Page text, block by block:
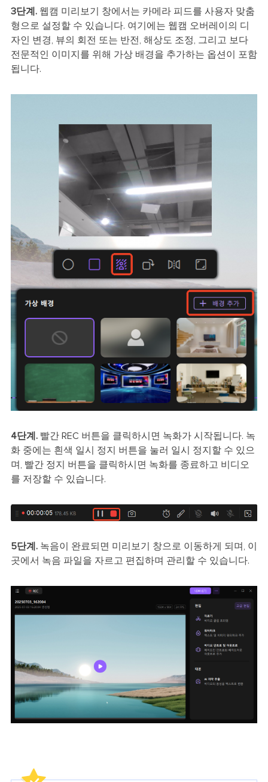
3단계. 웹캠 미리보기 창에서는 카메라 피드를 사용자 맞춤
형으로 설정할 수 있습니다. 여기에는 웹캠 오버레이의 디
자인 변경, 뷰의 회전 또는 반전, 해상도 조정, 그리고 보다
전문적인 이미지를 위해 가상 배경을 추가하는 옵션이 포함
됩니다.
4단계.빨간 REC 버튼을 클릭하시면 녹화가 시작됩니다. 녹
화 중에는 흰색 일시 정지 버튼을 눌러 일시 정지할 수 있으
며, 빨간 정지 버튼을 클릭하시면 녹화를 종료하고 비디오
를 저장할 수 있습니다.
5단계.녹음이 완료되면 미리보기 창으로 이동하게 되며, 이
곳에서 녹음 파일을 자르고 편집하며 관리할 수 있습니다.